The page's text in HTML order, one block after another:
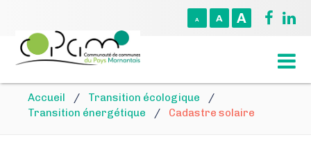
A A A
Accueil / Transition écologique
/
Transition énergétique
/ Cadastre solaire